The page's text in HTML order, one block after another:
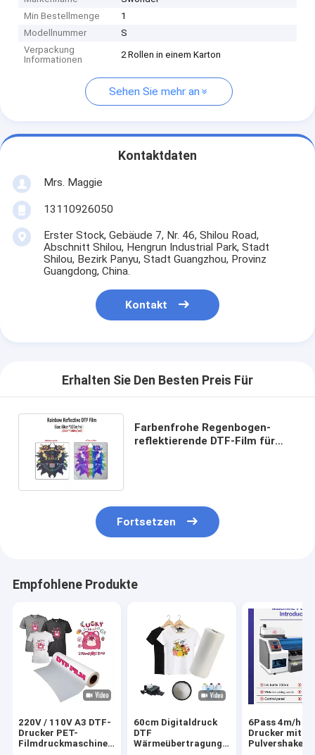
Min Bestellmenge
1
Modellnummer
S
Verpackung
Informationen
2 Rollen in einem Karton
Sehen Sie mehr an
Kontaktdaten
Mrs. Maggie
13110926050
Erster Stock, Gebäude 7, Nr. 46, Shilou Road,
Abschnitt Shilou, Hengrun Industrial Park, Stadt
Shilou, Bezirk Panyu, Stadt Guangzhou, Provinz
Guangdong, China.
Kontakt
Erhalten Sie Den Besten Preis Für
Farbenfrohe Regenbogen-
reflektierende DTF-Film für
Fortsetzen
Empfohlene Produkte
220V / 110V A3 DTF-
Drucker PET-
Filmdruckmaschine
60cm Digitaldruck
DTF
Wärmeübertragung
6Pass 4m/h
Drucker mit
Pulvershaker